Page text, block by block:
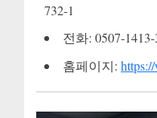
732-1
전화: 0507-1413-
홈페이지: